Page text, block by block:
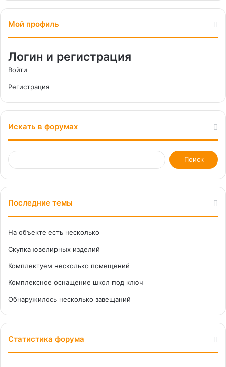
Мой профиль
Логин и регистрация
Войти
Регистрация
Искать в форумах
Последние темы
На объекте есть несколько
Скупка ювелирных изделий
Комплектуем несколько помещений
Комплексное оснащение школ под ключ
Обнаружилось несколько завещаний
Статистика форума